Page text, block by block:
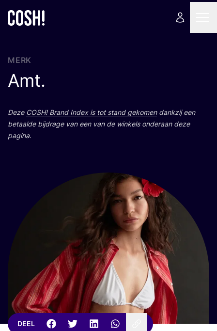
MERK
Amt.
Deze COSH! Brand Index is tot stand geko­mendank­zij een
betaal­de bij­dra­ge van een van de win­kels onder­aan deze
pagina.
DEEL